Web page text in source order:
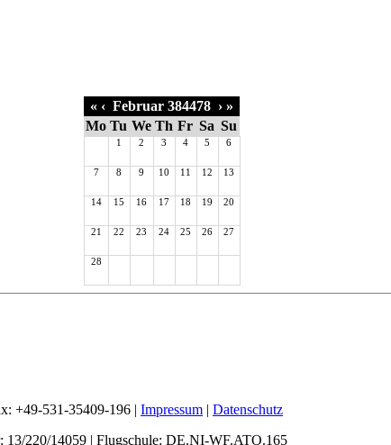
« ‹Februar 384478 › »
Mo Tu We Th Fr Sa Su
1 2 3 4 5 6
7 8 9 10 11 12 13
14 15 16 17 18 19 20
21 22 23 24 25 26 27
28
+49-531-35409-196 | Impressum | Datenschutz
220/14059 | Flugschule: DE.NI-WF.ATO.165